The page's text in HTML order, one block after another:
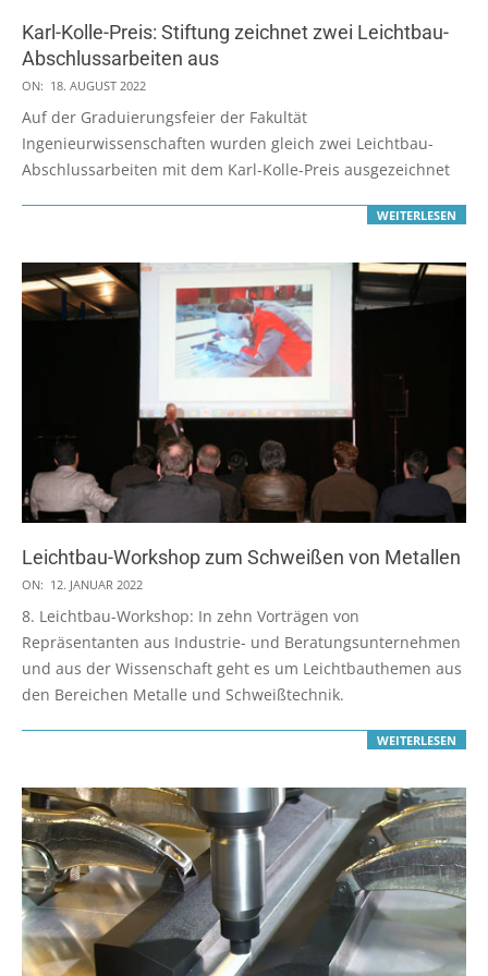
Karl-Kolle-Preis: Stiftung zeichnet zwei Leichtbau-
Abschlussarbeiten aus
2022-
08-
18
ON: 18. AUGUST 2022
Auf der Graduierungsfeier der Fakultät
Ingenieurwissenschaften wurden gleich zwei Leichtbau-
Abschlussarbeiten mit dem Karl-Kolle-Preis ausgezeichnet
WEITERLESEN
Leichtbau-Workshop zum Schweißen von Metallen
2022-
01-
12
ON: 12. JANUAR 2022
8. Leichtbau-Workshop: In zehn Vorträgen von
Repräsentanten aus Industrie- und Beratungsunternehmen
und aus der Wissenschaft geht es um Leichtbauthemen aus
den Bereichen Metalle und Schweißtechnik.
WEITERLESEN